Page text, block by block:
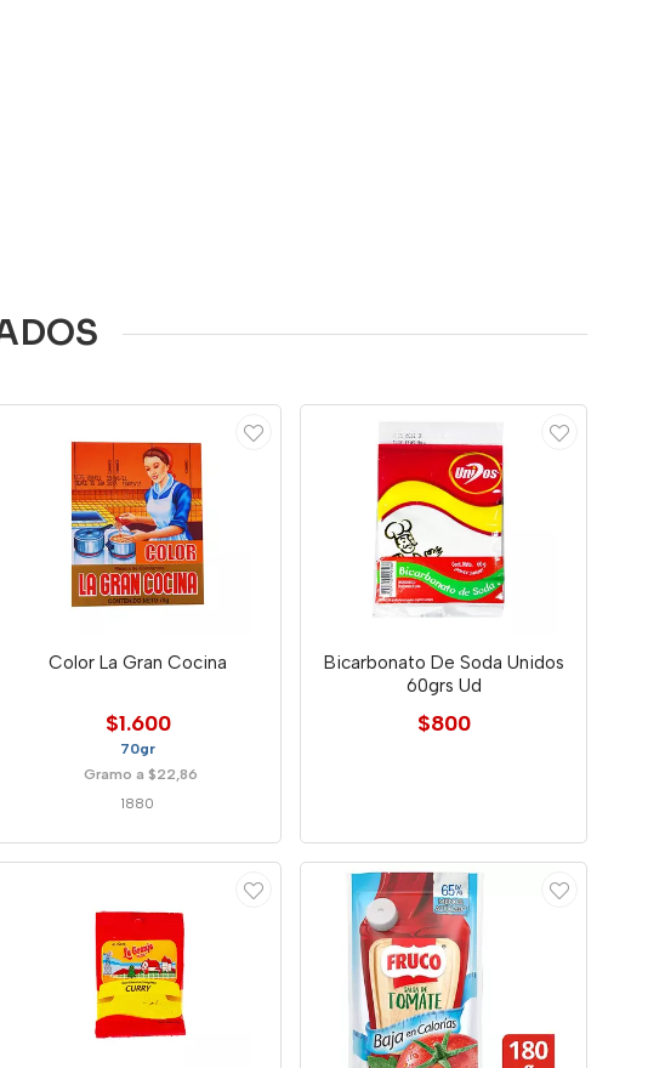
Color La Gran Cocina
$1.600
70gr
Gramo a $22,86
1880
Bicarbonato De Soda Unidos
60grs Ud
$800